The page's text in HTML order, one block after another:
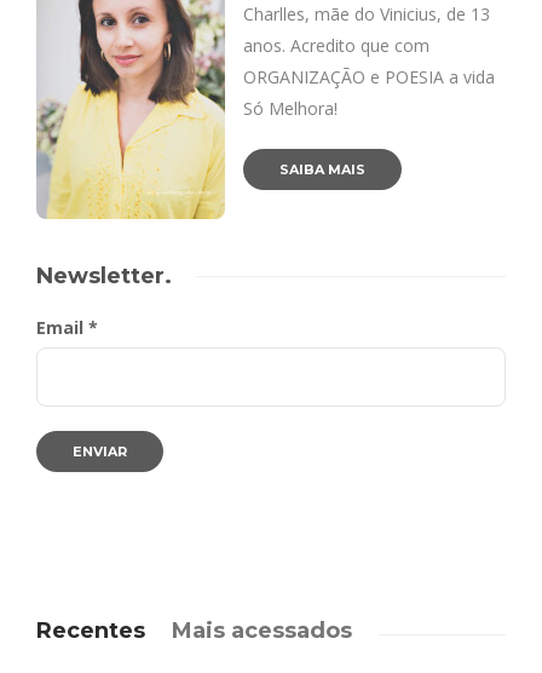
Charlles, mãe do Vinicius, de 13
anos. Acredito que com
ORGANIZAÇÃO e POESIA a vida
Só Melhora!
SAIBA MAIS
Newsletter.
Email *
Recentes Mais acessados